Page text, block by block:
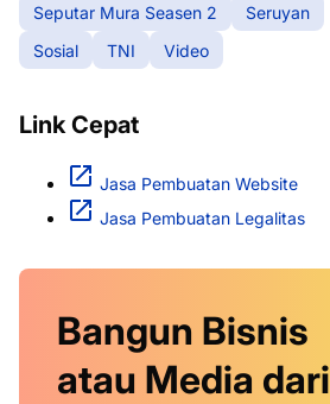
Seputar Mura Seasen 2
Seruyan
Sosial
TNI Video
Link Cepat
Jasa Pembuatan Website
Jasa Pembuatan Legalitas
Bangun Bisnis
atau Media dari